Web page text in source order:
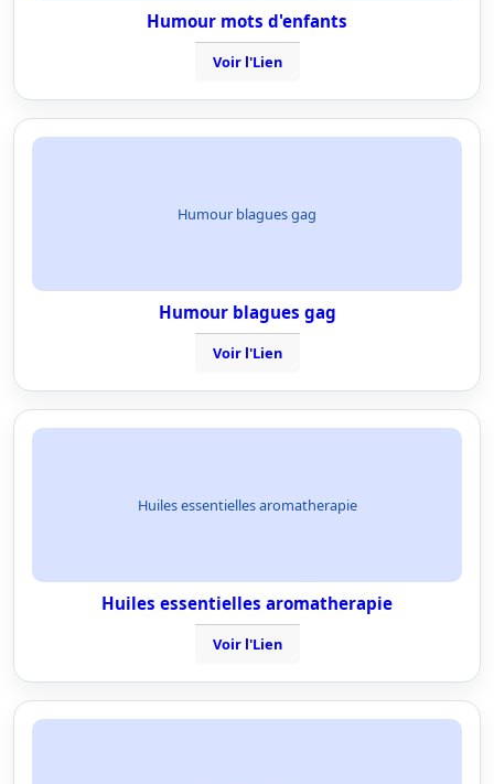
Humour mots d'enfants
Voir l'Lien
Humour blagues gag
Humour blagues gag
Voir l'Lien
Huiles essentielles aromatherapie
Huiles essentielles aromatherapie
Voir l'Lien